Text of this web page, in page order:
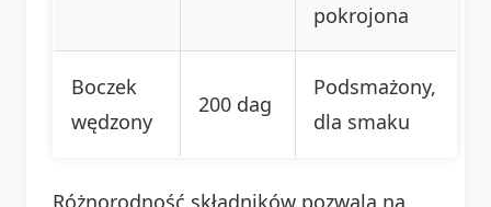
pokrojona
Boczek
wędzony
200 dag
Podsmażony,
dla smaku
Różnorodność składników pozwala na